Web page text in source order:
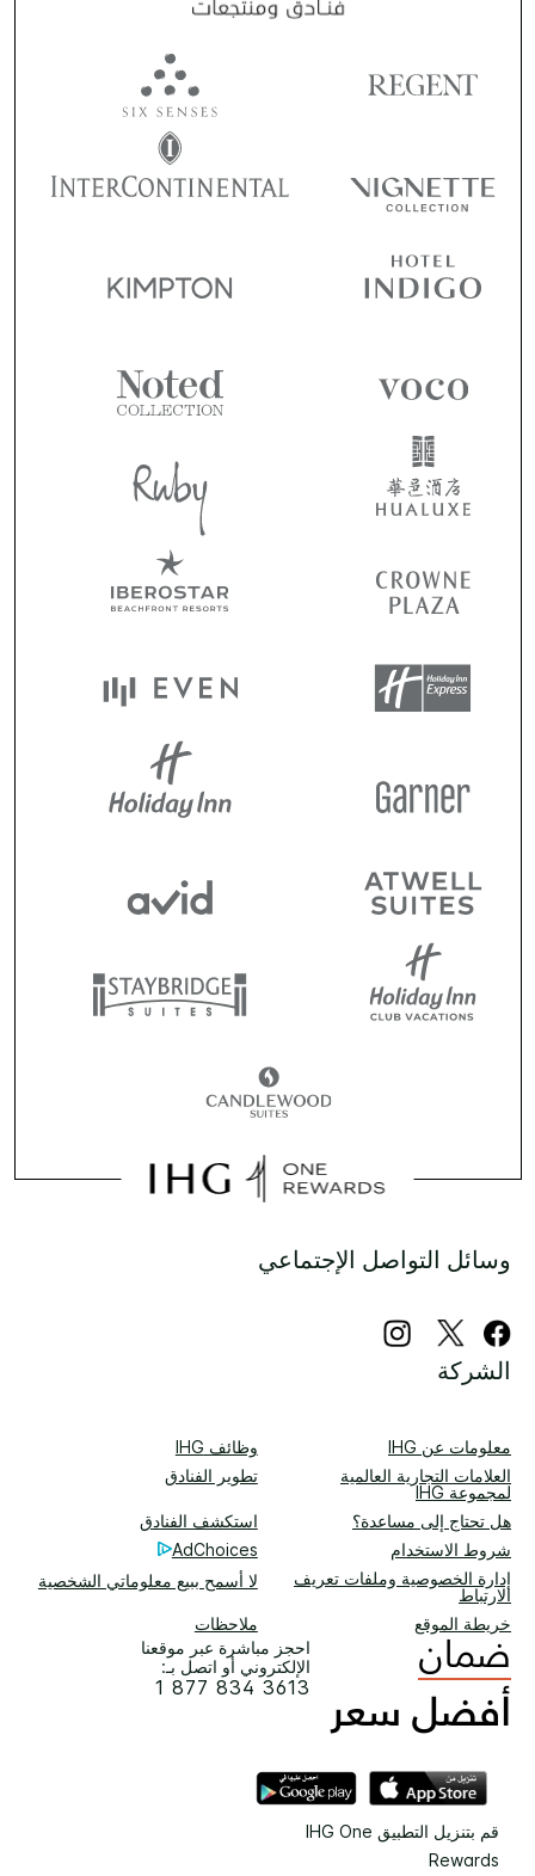
وسائل التواصل الإجتماعي
الشركة
معلومات عن IHG
وظائف IHG
العلامات التجارية العالمية
لمجموعة IHG
تطوير الفنادق
هل تحتاج إلى مساعدة؟
استكشف الفنادق
شروط الاستخدام
AdChoices
إدارة الخصوصية وملفات تعريف
الارتباط
لا أسمح ببيع معلوماتي الشخصية
خريطة الموقع
ملاحظات
احجز مباشرة عبر موقعنا
الإلكتروني أو اتصل بـ:
1 877 834 3613
قم بتنزيل التطبيق IHG One
Rewards